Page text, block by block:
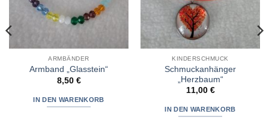
ARMBÄNDER
Armband „Glasstein“
8,50 €
IN DEN WARENKORB
KINDERSCHMUCK
Schmuckanhänger
„Herzbaum“
11,00 €
IN DEN WARENKORB